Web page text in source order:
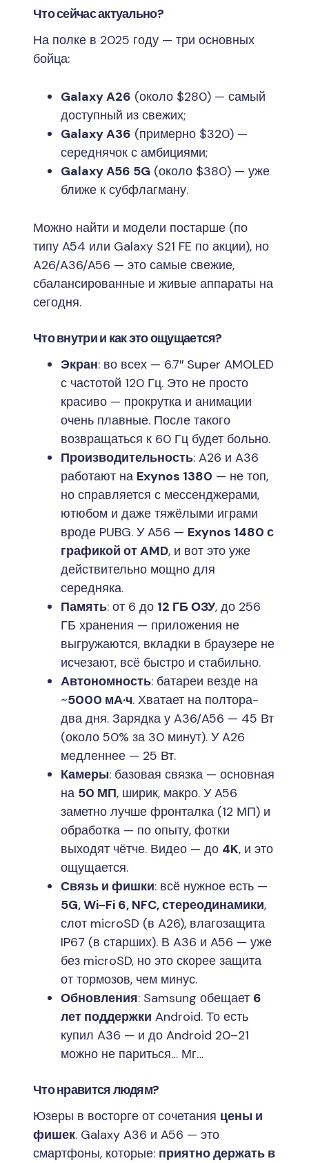
Что сейчас актуально?
На полке в 2025 году — три основных
бойца:
Galaxy A26 (около $280) — самый
доступный из свежих;
Galaxy A36 (примерно $320) —
середнячок с амбициями;
Galaxy A56 5G (около $380) — уже
ближе к субфлагману.
Можно найти и модели постарше (по
типу A54 или Galaxy S21 FE по акции), но
A26/A36/A56 — это самые свежие,
сбалансированные и живые аппараты на
сегодня.
Что внутри и как это ощущается?
Экран: во всех — 6.7″ Super AMOLED
с частотой 120 Гц. Это не просто
красиво — прокрутка и анимации
очень плавные. После такого
возвращаться к 60 Гц будет больно.
Производительность: A26 и A36
работают на Exynos 1380 — не топ,
но справляется с мессенджерами,
ютюбом и даже тяжёлыми играми
вроде PUBG. У A56 — Exynos 1480 с
графикой от AMD, и вот это уже
действительно мощно для
середняка.
Память: от 6 до 12 ГБ ОЗУ, до 256
ГБ хранения — приложения не
выгружаются, вкладки в браузере не
исчезают, всё быстро и стабильно.
Автономность: батареи везде на
~5000 мА·ч. Хватает на полтора-
два дня. Зарядка у A36/A56 — 45 Вт
(около 50% за 30 минут). У A26
медленнее — 25 Вт.
Камеры: базовая связка — основная
на 50 МП, ширик, макро. У A56
заметно лучше фронталка (12 МП) и
обработка — по опыту, фотки
выходят чётче. Видео — до 4K, и это
ощущается.
Связь и фишки: всё нужное есть —
5G, Wi-Fi 6, NFC, стереодинамики,
слот microSD (в A26), влагозащита
IP67 (в старших). В A36 и A56 — уже
без microSD, но это скорее защита
от тормозов, чем минус.
Обновления: Samsung обещает 6
лет поддержки Android. То есть
купил A36 — и до Android 20–21
можно не париться… Мг…
Что нравится людям?
Юзеры в восторге от сочетания цены и
фишек. Galaxy A36 и A56 — это
смартфоны, которые: приятно держать в